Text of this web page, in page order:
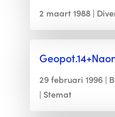
2 maart 1988
29 februari 1996
Stemat